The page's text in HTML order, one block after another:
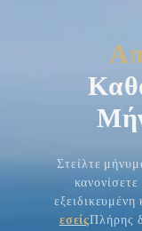
Στείλτε
εσείςΠλήρης